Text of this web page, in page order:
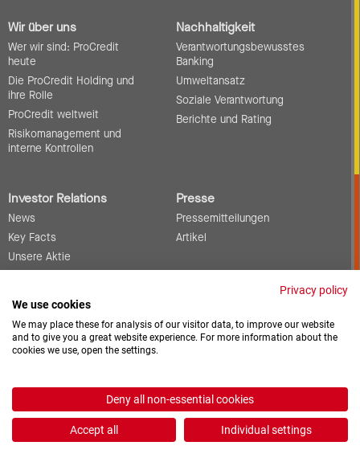
Wir über uns
Wer wir sind: ProCredit
heute
Die ProCredit Holding und
ihre Rolle
ProCredit weltweit
Risikomanagement und
interne Kontrollen
Nachhaltigkeit
Verantwortungsbewusstes
Banking
Umweltansatz
Soziale Verantwortung
Berichte und Rating
Investor Relations
News
Key Facts
Unsere Aktie
Infos für Fremdkapitalgeber
Events
Corporate Governance
Presse
Pressemitteilungen
Artikel
Offene Stellen Downloads
Privacy policy
We use cookies
We may place these for analysis of our visitor data, to improve our website
and to give you a great website experience. For more information about the
cookies we use, open the settings.
Deny all non-essential cookies
Accept all Individual settings